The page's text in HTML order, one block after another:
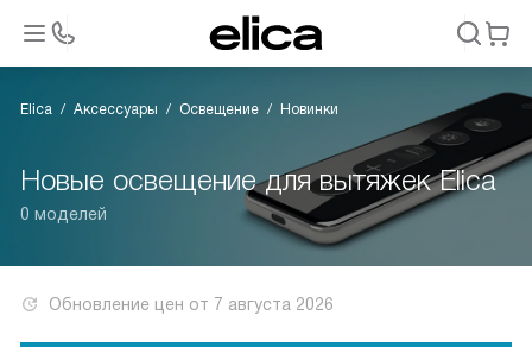
Elica Аксессуары Освещение Новинки
Новые освещение для вытяжек Elica
0 моделей
Обновление цен от 7 августа 2026